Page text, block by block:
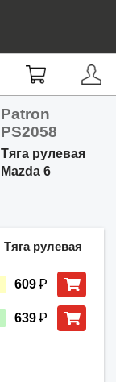
Patron
PS2058
Тяга рулевая
Mazda 6
Тяга рулевая
609₽
639₽